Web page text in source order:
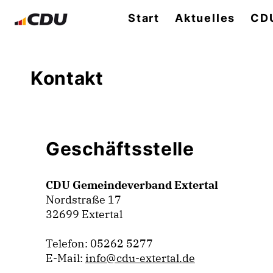
Start Aktuelles
Kontakt
Geschäftsstelle
CDU Gemeindeverband Extertal
Nordstraße 17
32699 Extertal
Telefon: 05262 5277
E-Mail: info@cdu-extertal.de